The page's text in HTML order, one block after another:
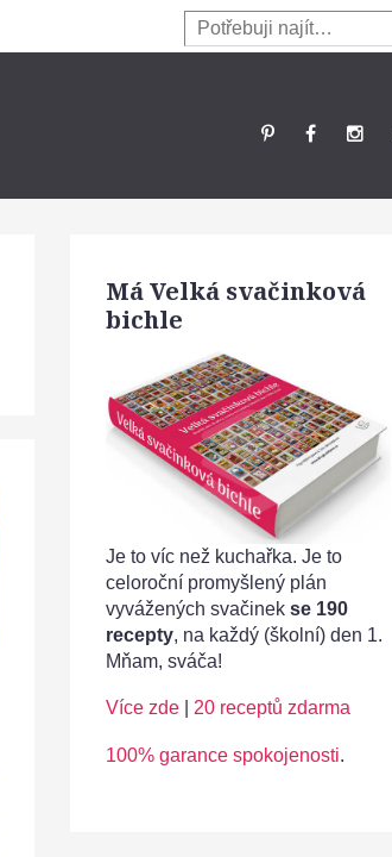
Má Velká svačinková
bichle
Je to víc než kuchařka. Je to
celoroční promyšlený plán
vyvážených svačinek se 190
recepty, na každý (školní) den 1.
Mňam, sváča!
Více zde 20 receptů zdarma
100% garance spokojenosti.